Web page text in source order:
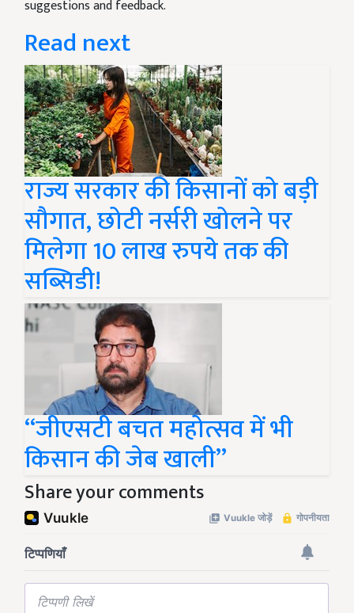
suggestions and feedback.
Read next
राज्य सरकार की किसानों को बड़ी
सौगात, छोटी नर्सरी खोलने पर
मिलेगा 10 लाख रुपये तक की
सब्सिडी!
“जीएसटी बचत महोत्सव में भी
किसान की जेब खाली”
Share your comments